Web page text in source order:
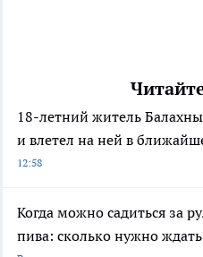
18-летний житель
и влетел на ней в
12:58
Когда можно садиться за
пива: сколько нужно ждать